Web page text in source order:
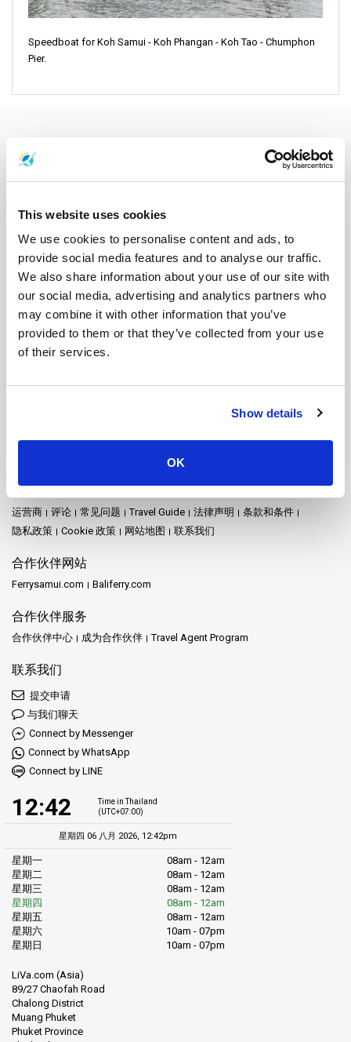
This website uses cookies
We use cookies to personalise content and ads, to
provide social media features and to analyse our traffic.
We also share information about your use of our site with
our social media, advertising and analytics partners who
may combine it with other information that you’ve
provided to them or that they’ve collected from your use
of their services.
Show details
OK
Speedboat for Koh Samui - Koh Phangan - Koh Tao - Chumphon
Pier.
劳丽昂岛游船
北碧府游船 华欣游船
南邦府游船
合艾游船 呵叻府游船 夜丰颂游船
大城府游船
大瑶岛游船
奥南游船 宋卡府游船 小瑶岛游船
巴蜀府游船
布隆岛游船
帕岸岛游船 库德岛游船
拉查岛游船
拉查帕拉法水坝游船
攀牙游船 春武里府游船
春蓬游船
春蓬火车站游船
普吉岛游船 普岛游船 暹粒游船
曼谷游船
朱姆岛游船
沙敦游船 沙美岛游船 洛坤府游船
洛坤府机场游船
洛坤府镇游船
涛岛游船
素叻他尼火车站游船
素叻他尼镇游船 纳卡岛游船
罗勇府游船
达叻游船
达府游船
达鲁岛游船
阁奈岛游船 阁拉丹岛游船 麦岛游船
运营商
评论 常见问题 Travel Guide 法律声明
条款和条件
隐私政策
Cookie 政策 网站地图 联系我们
合作伙伴网站
Ferrysamui.com Baliferry.com
合作伙伴服务
合作伙伴中心 成为合作伙伴 Travel Agent Program
联系我们
提交申请
与我们聊天
Connect by Messenger
Connect by WhatsApp
Connect by LINE
12:42
Time in Thailand
(UTC+07:00)
星期四 06 八月 2026, 12:42pm
星期一
08am - 12am
星期二
08am - 12am
星期三
08am - 12am
星期四
08am - 12am
星期五
08am - 12am
星期六
10am - 07pm
星期日
10am - 07pm
LiVa.com (Asia)
89/27 Chaofah Road
Chalong District
Muang Phuket
Phuket Province